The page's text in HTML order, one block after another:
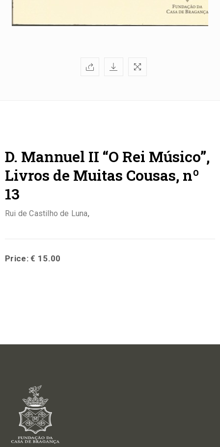
D. Mannuel II “O Rei Músico”,
Livros de Muitas Cousas, nº
13
Rui de Castilho de Luna,
Price: € 15.00